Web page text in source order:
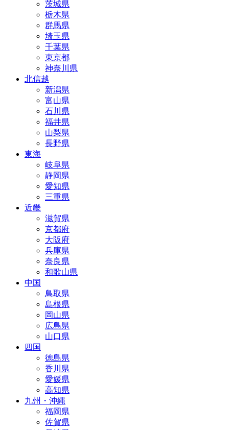
茨城県
栃木県
群馬県
埼玉県
千葉県
東京都
神奈川県
北信越
新潟県
富山県
石川県
福井県
山梨県
長野県
東海
岐阜県
静岡県
愛知県
三重県
近畿
滋賀県
京都府
大阪府
兵庫県
奈良県
和歌山県
中国
鳥取県
島根県
岡山県
広島県
山口県
四国
徳島県
香川県
愛媛県
高知県
九州・沖縄
福岡県
佐賀県